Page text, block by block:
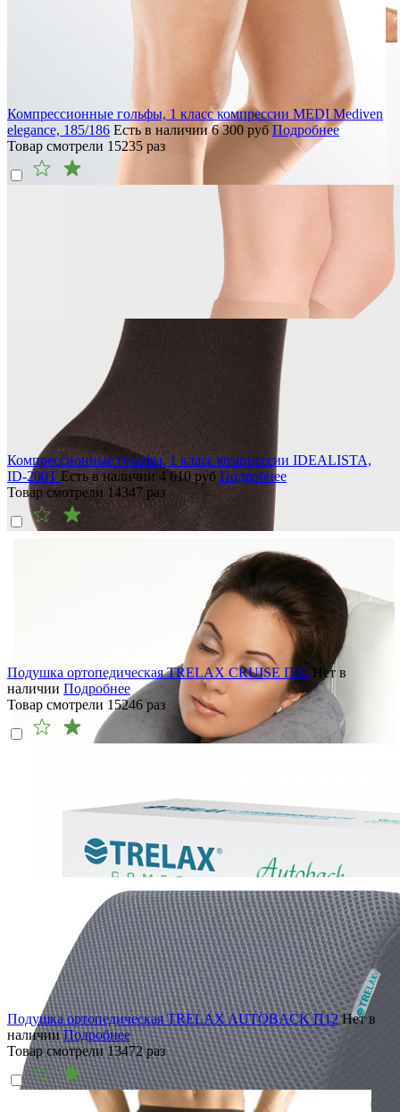
Компрессионные гольфы, 1 класс компрессии MEDI Mediven
elegance, 185/186 Есть в наличии 6 300 руб Подробнее
Товар смотрели 15235 раз
Компрессионные гольфы, 1 класс компрессии IDEALISTA,
ID-200TЕсть в наличии 4 610руб Подробнее
Товар смотрели14347 раз
Подушка ортопедическая TRELAX CRUISE П36 Нет в
наличии Подробнее
Товар смотрели 15246 раз
Подушка ортопедическая TRELAX AUTOBACK П12 Нет в
наличии Подробнее
Товар смотрели13472раз